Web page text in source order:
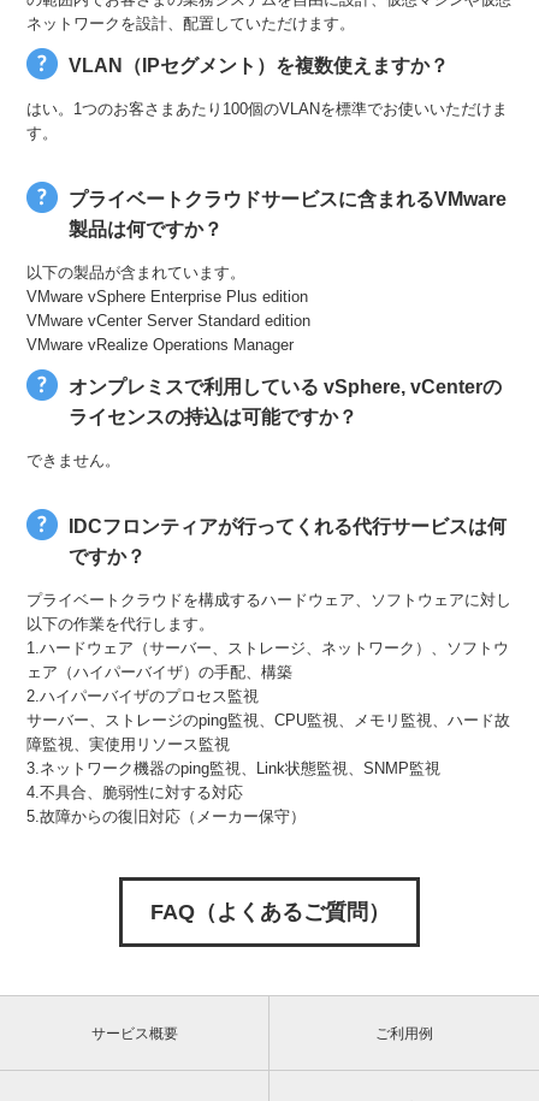
ネットワークを設計、配置していただけます。
VLAN（IPセグメント）を複数使えますか？
はい。1つのお客さまあたり100個のVLANを標準でお使いいただけま
す。
プライベートクラウドサービスに含まれるVMware
製品は何ですか？
以下の製品が含まれています。
VMware vSphere Enterprise Plus edition
VMware vCenter Server Standard edition
VMware vRealize Operations Manager
オンプレミスで利用している vSphere, vCenterの
ライセンスの持込は可能ですか？
できません。
IDCフロンティアが行ってくれる代行サービスは何
ですか？
プライベートクラウドを構成するハードウェア、ソフトウェアに対し
以下の作業を代行します。
1.ハードウェア（サーバー、ストレージ、ネットワーク）、ソフトウ
ェア（ハイパーバイザ）の手配、構築
2.ハイパーバイザのプロセス監視
サーバー、ストレージのping監視、CPU監視、メモリ監視、ハード故
障監視、実使用リソース監視
3.ネットワーク機器のping監視、Link状態監視、SNMP監視
4.不具合、脆弱性に対する対応
5.故障からの復旧対応（メーカー保守）
FAQ（よくあるご質問）
サービス概要 ご利用例